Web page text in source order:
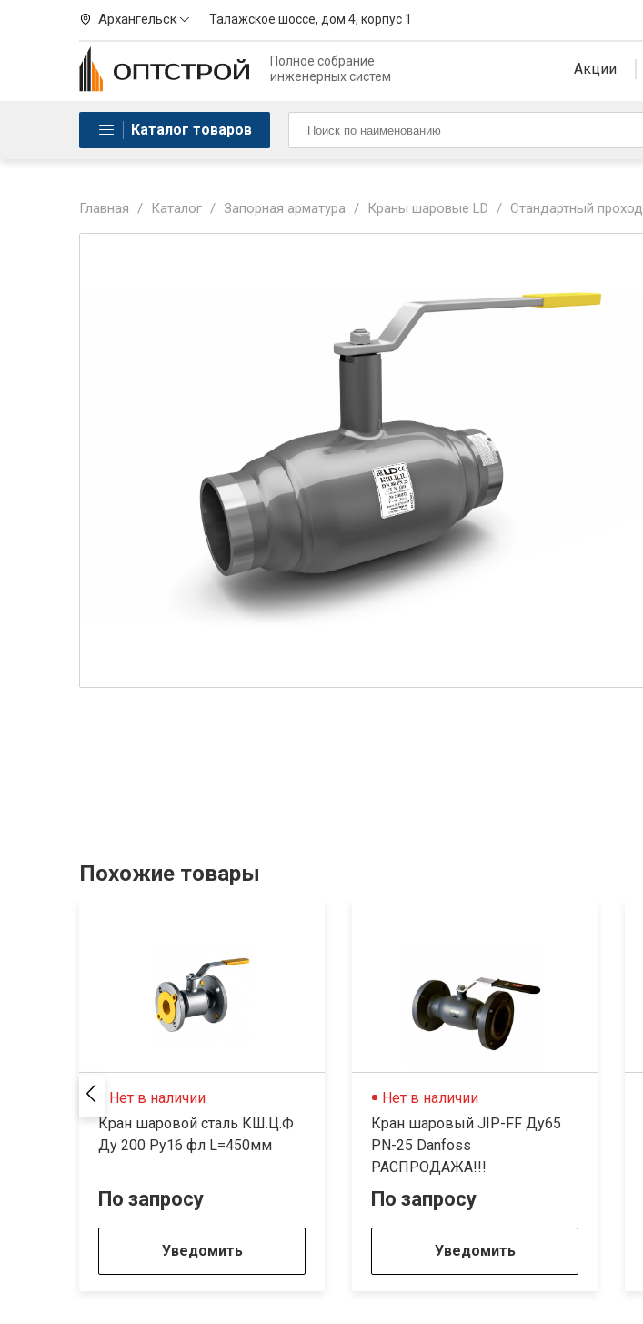
Архангельск Талажское шоссе, дом 4, корпус 1
Полное собрание
инженерных систем
Акции
Каталог товаров
Главная / Каталог / Запорная арматура / Краны шаровые LD / Стандартный проход
Похожие товары
Нет в наличии
Кран шаровой сталь КШ.Ц.Ф
Ду 200 Ру16 фл L=450мм
По запросу
Уведомить
Нет в наличии
Кран шаровый JIP-FF Ду65
PN-25 Danfoss
РАСПРОДАЖА!!!
По запросу
Уведомить